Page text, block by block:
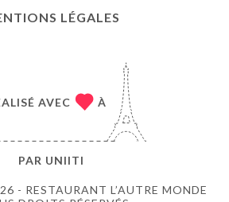
LÉGALES
- RESTAURANT L’AUTRE MONDE
AVEC À
PAR UNIITI